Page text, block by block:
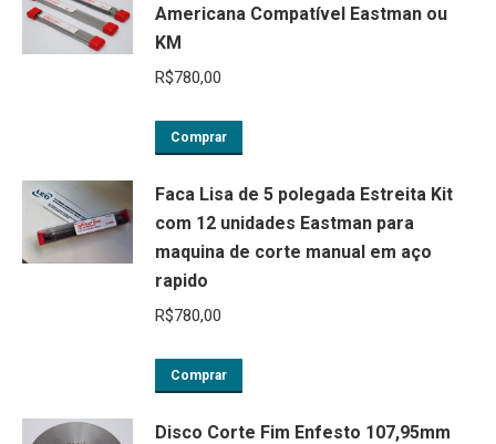
Americana Compatível Eastman ou
KM
R$780,00
Comprar
Faca Lisa de 5 polegada Estreita Kit
com 12 unidades Eastman para
maquina de corte manual em aço
rapido
R$780,00
Comprar
Disco Corte Fim Enfesto 107,95mm